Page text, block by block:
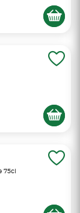
75cl